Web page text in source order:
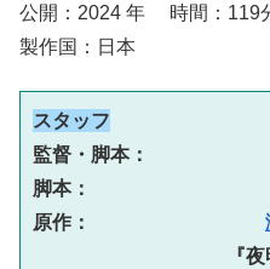
公開：2024 年 時間：
製作国：日本
スタッフ
監督・脚本
脚本：　　　　　　　　
原作：
『